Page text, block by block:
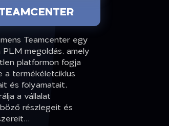
Teamcenter egy
megoldás, amely
platformon fogja
a termékéletciklus
és folyamatait,
a vállalat
részlegeit és